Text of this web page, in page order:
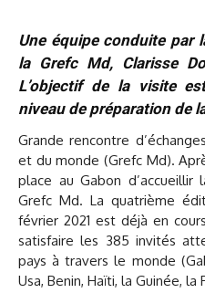
Une équipe conduite par
la Grefc Md, Clarisse
L’objectif de la visite
niveau de préparation de
Grande rencontre
et du monde (Grefc Md).
place au Gabon
Grefc Md. La quatrième
février 2021 est déjà en
satisfaire les 385 invités
pays à travers le monde
Usa, Benin, Haïti, la Guinée,